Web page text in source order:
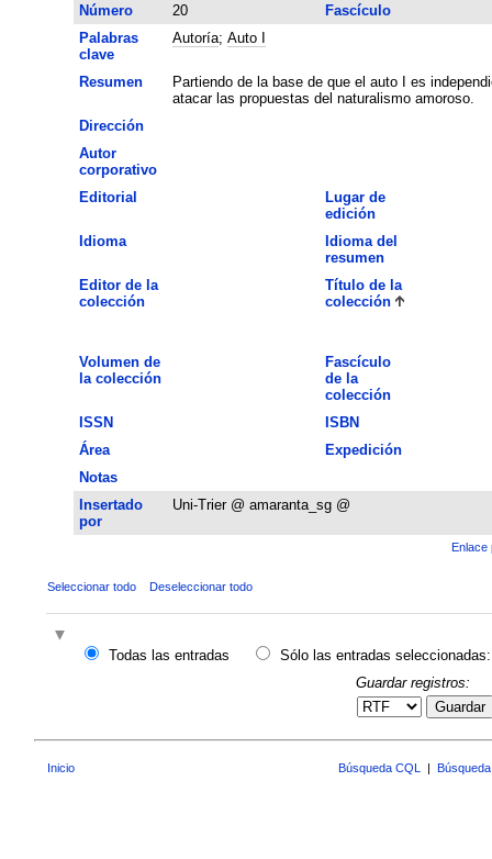
Número
20
Fascículo
Palabras
clave
Autoría; Auto I
Resumen
Partiendo de la base de que el auto I es
atacar las propuestas del naturalismo amoroso.
Dirección
Autor
corporativo
Editorial
Lugar de
edición
Idioma
Idioma del
resumen
Editor de la
colección
Título de la
colección
Volumen de
la colección
Fascículo
de la
colección
ISSN
ISBN
Área
Expedición
Notas
Insertado
por
Uni-Trier @ amaranta_sg @
Enlace
Seleccionar todo Deseleccionar todo
Todas las entradas
Sólo las entradas seleccionadas:
Guardar registros:
Guardar
Inicio Búsqueda CQL